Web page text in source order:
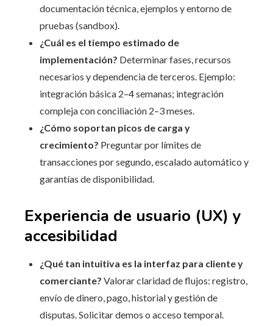
documentación técnica, ejemplos y entorno de
pruebas (sandbox).
¿Cuál es el tiempo estimado de
implementación? Determinar fases, recursos
necesarios y dependencia de terceros. Ejemplo:
integración básica 2–4 semanas; integración
compleja con conciliación 2–3 meses.
¿Cómo soportan picos de carga y
crecimiento? Preguntar por límites de
transacciones por segundo, escalado automático y
garantías de disponibilidad.
Experiencia de usuario (UX) y
accesibilidad
¿Qué tan intuitiva es la interfaz para cliente y
comerciante? Valorar claridad de flujos: registro,
envío de dinero, pago, historial y gestión de
disputas. Solicitar demos o acceso temporal.